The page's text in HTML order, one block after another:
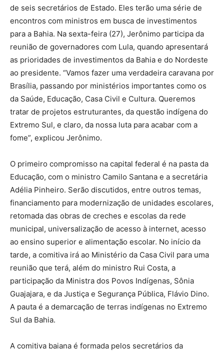
de seis secretários de Estado. Eles terão uma série de
encontros com ministros em busca de investimentos
para a Bahia. Na sexta-feira (27), Jerônimo participa da
reunião de governadores com Lula, quando apresentará
as prioridades de investimentos da Bahia e do Nordeste
ao presidente. “Vamos fazer uma verdadeira caravana por
Brasília, passando por ministérios importantes como os
da Saúde, Educação, Casa Civil e Cultura. Queremos
tratar de projetos estruturantes, da questão indígena do
Extremo Sul, e claro, da nossa luta para acabar com a
fome”, explicou Jerônimo.
O primeiro compromisso na capital federal é na pasta da
Educação, com o ministro Camilo Santana e a secretária
Adélia Pinheiro. Serão discutidos, entre outros temas,
financiamento para modernização de unidades escolares,
retomada das obras de creches e escolas da rede
municipal, universalização de acesso à internet, acesso
ao ensino superior e alimentação escolar. No início da
tarde, a comitiva irá ao Ministério da Casa Civil para uma
reunião que terá, além do ministro Rui Costa, a
participação da Ministra dos Povos Indígenas, Sônia
Guajajara, e da Justiça e Segurança Pública, Flávio Dino.
A pauta é a demarcação de terras indígenas no Extremo
Sul da Bahia.
A comitiva baiana é formada pelos secretários da